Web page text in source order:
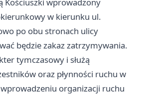
Kościuszki wprowadzony
w kierunku ul.
po obu stronach ulicy
będzie zakaz zatrzymywania.
tymczasowy i służą
oraz płynności ruchu w
organizacji ruchu